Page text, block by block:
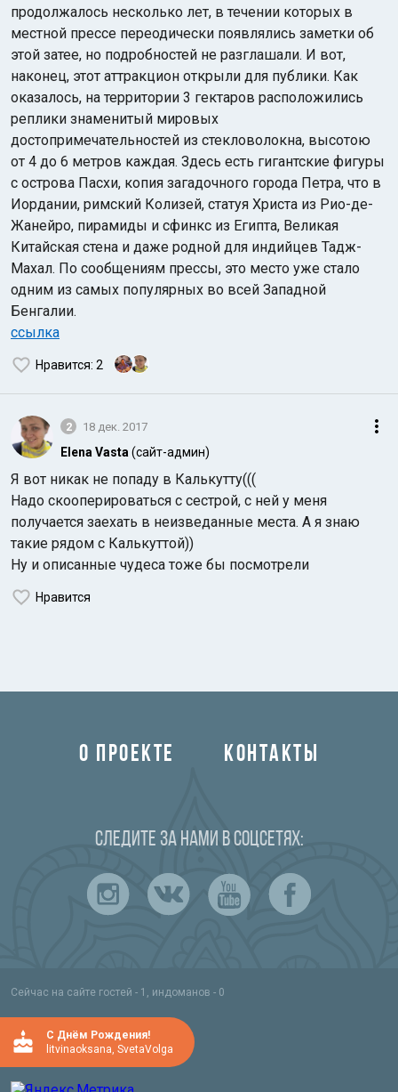
продолжалось несколько лет, в течении которых в
местной прессе переодически появлялись заметки об
этой затее, но подробностей не разглашали. И вот,
наконец, этот аттракцион открыли для публики. Как
оказалось, на территории 3 гектаров расположились
реплики знаменитый мировых
достопримечательностей из стекловолокна, высотою
от 4 до 6 метров каждая. Здесь есть гигантские фигуры
с острова Пасхи, копия загадочного города Петра, что в
Иордании, римский Колизей, статуя Христа из Рио-де-
Жанейро, пирамиды и сфинкс из Египта, Великая
Китайская стена и даже родной для индийцев Тадж-
Махал. По сообщениям прессы, это место уже стало
одним из самых популярных во всей Западной
Бенгалии.
ссылка
Нравится: 2
2 18 дек. 2017
Elena Vasta (сайт-админ)
Я вот никак не попаду в Калькутту(((
Надо скооперироваться с сестрой, с ней у меня
получается заехать в неизведанные места. А я знаю
такие рядом с Калькуттой))
Ну и описанные чудеса тоже бы посмотрели
Нравится
О ПРОЕКТЕ КОНТАКТЫ
Следите за нами в соцсетях:
Сейчас на сайте гостей - 1, индоманов - 0
C Днём Рождения!
litvinaoksana, SvetaVolga